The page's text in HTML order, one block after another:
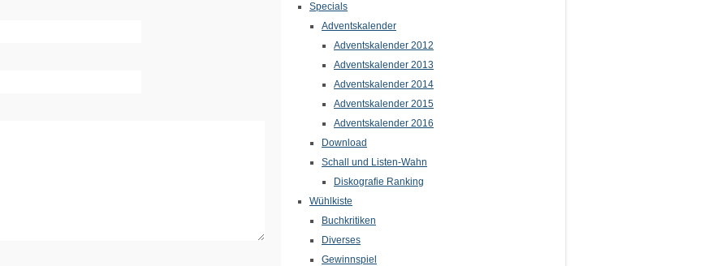
Specials
Adventskalender
Adventskalender 2012
Adventskalender 2013
Adventskalender 2014
Adventskalender 2015
Adventskalender 2016
Download
Schall und Listen-Wahn
Diskografie Ranking
Wühlkiste
Buchkritiken
Diverses
Gewinnspiel